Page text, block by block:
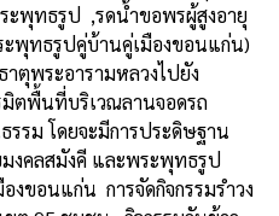
ะพุทธรูป ,รดน้ำขอพรผู้สูงอายุ
พุทธรูปคู่บ้านคู่เมืองขอนแก่น)
ตุพระอารามหลวงไปยัง
มิตพื้นที่บริเวณลานจอดรถ
รรม โดยจะมีการประดิษฐาน
คลสมังคี และพระพุทธรูป
งขอนแก่น การจัดกิจกรรมรำวง